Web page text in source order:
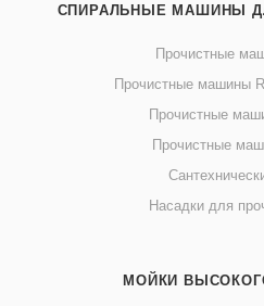
СПИРАЛЬНЫЕ МАШИНЫ
Прочистные
Прочистные машины
Прочистные
Прочистные
Насадки для
МОЙКИ